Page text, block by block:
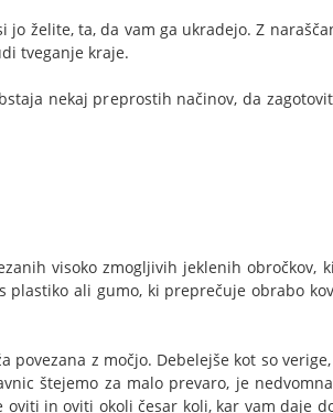
jo želite, ta, da vam ga ukradejo. Z
tveganje kraje.
nekaj preprostih načinov, da
visoko zmogljivih jeklenih obročkov,
plastiko ali gumo, ki preprečuje obrabo
z močjo. Debelejše kot so
štejemo za malo prevaro, je
in oviti okoli česar koli, kar vam daje